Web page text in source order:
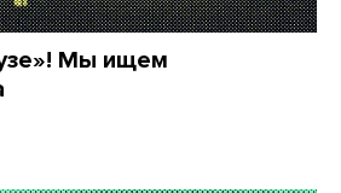
Мы ищем